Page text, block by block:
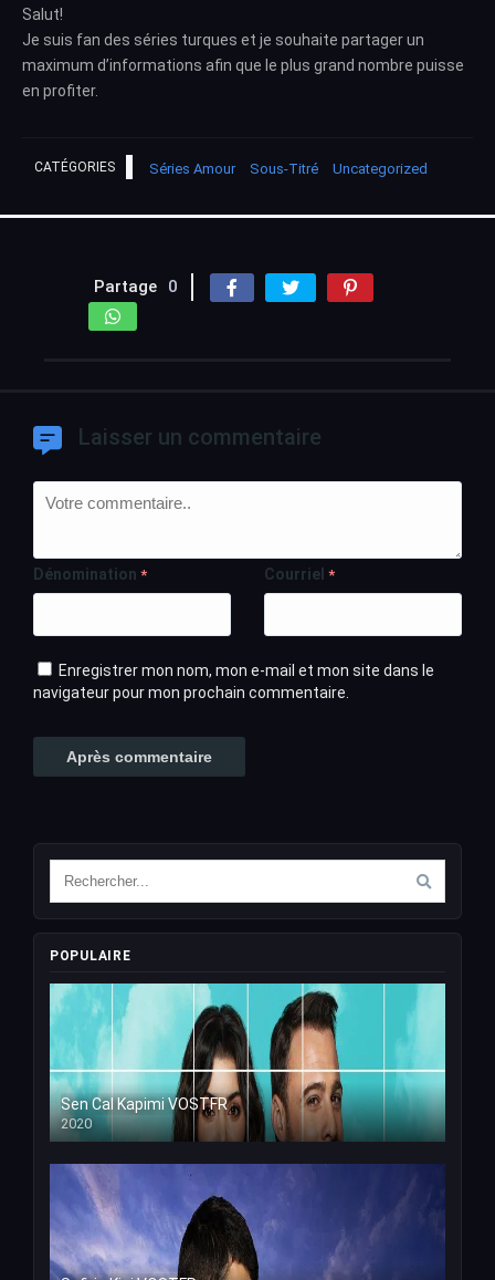
Salut!
Je suis fan des séries turques et je souhaite partager un
maximum d’informations afin que le plus grand nombre puisse
en profiter.
CATÉGORIES Séries Amour Sous-Titré Uncategorized
Partage 0
Laisser un commentaire
Dénomination * Courriel *
Enregistrer mon nom, mon e-mail et mon site dans le
navigateur pour mon prochain commentaire.
POPULAIRE
Sen Cal Kapimi VOSTFR
2020